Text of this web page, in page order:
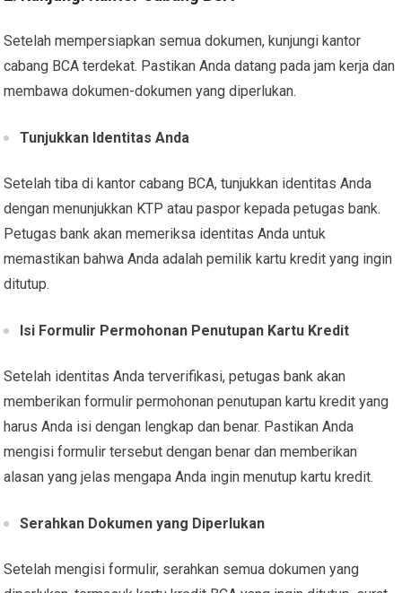
Setelah mempersiapkan semua dokumen, kunjungi kantor
cabang BCA terdekat. Pastikan Anda datang pada jam kerja dan
membawa dokumen-dokumen yang diperlukan.
Tunjukkan Identitas Anda
Setelah tiba di kantor cabang BCA, tunjukkan identitas Anda
dengan menunjukkan KTP atau paspor kepada petugas bank.
Petugas bank akan memeriksa identitas Anda untuk
memastikan bahwa Anda adalah pemilik kartu kredit yang ingin
ditutup.
Isi Formulir Permohonan Penutupan Kartu Kredit
Setelah identitas Anda terverifikasi, petugas bank akan
memberikan formulir permohonan penutupan kartu kredit yang
harus Anda isi dengan lengkap dan benar. Pastikan Anda
mengisi formulir tersebut dengan benar dan memberikan
alasan yang jelas mengapa Anda ingin menutup kartu kredit.
Serahkan Dokumen yang Diperlukan
Setelah mengisi formulir, serahkan semua dokumen yang